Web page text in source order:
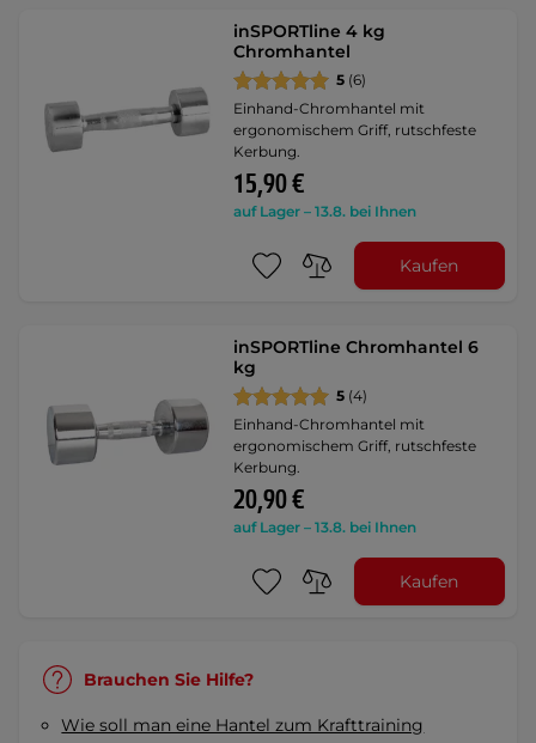
inSPORTline 4 kg
Chromhantel
5 (6)
Einhand-Chromhantel mit
ergonomischem Griff, rutschfeste
Kerbung.
15,90 €
auf Lager – 13.8. bei Ihnen
Kaufen
inSPORTline Chromhantel 6
kg
5 (4)
Einhand-Chromhantel mit
ergonomischem Griff, rutschfeste
Kerbung.
20,90 €
auf Lager – 13.8. bei Ihnen
Kaufen
Brauchen Sie Hilfe?
Wie soll man eine Hantel zum Krafttraining